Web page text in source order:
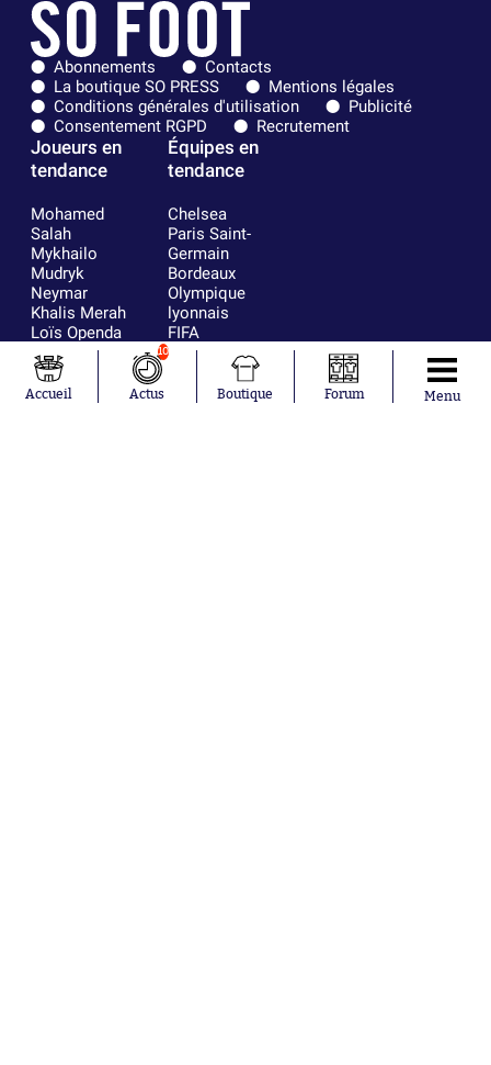
Abonnements
Contacts
La boutique SO PRESS
Mentions légales
Conditions générales d'utilisation
Publicité
Consentement RGPD
Recrutement
Joueurs en
tendance
Mohamed
Salah
Mykhailo
Mudryk
Neymar
Khalis Merah
Loïs Openda
Moussa
Niakhaté
Nicolás
Équipes en
tendance
Chelsea
Paris Saint-
Germain
Bordeaux
Olympique
lyonnais
FIFA
Real Madrid
RC Strasbourg
AC Milan
Accueil
10
Actus Boutique Forum Menu